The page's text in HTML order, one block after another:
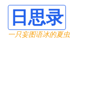
日思录
一只妄图语冰的夏虫